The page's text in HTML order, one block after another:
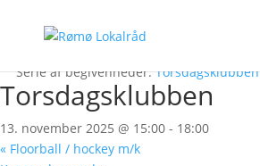
« Alle Begivenheder
Serie af begivenheder:Torsdagsklubben
Torsdagsklubben
13. november 2025 @ 15:00 - 18:00
« Floorball / hockey m/k